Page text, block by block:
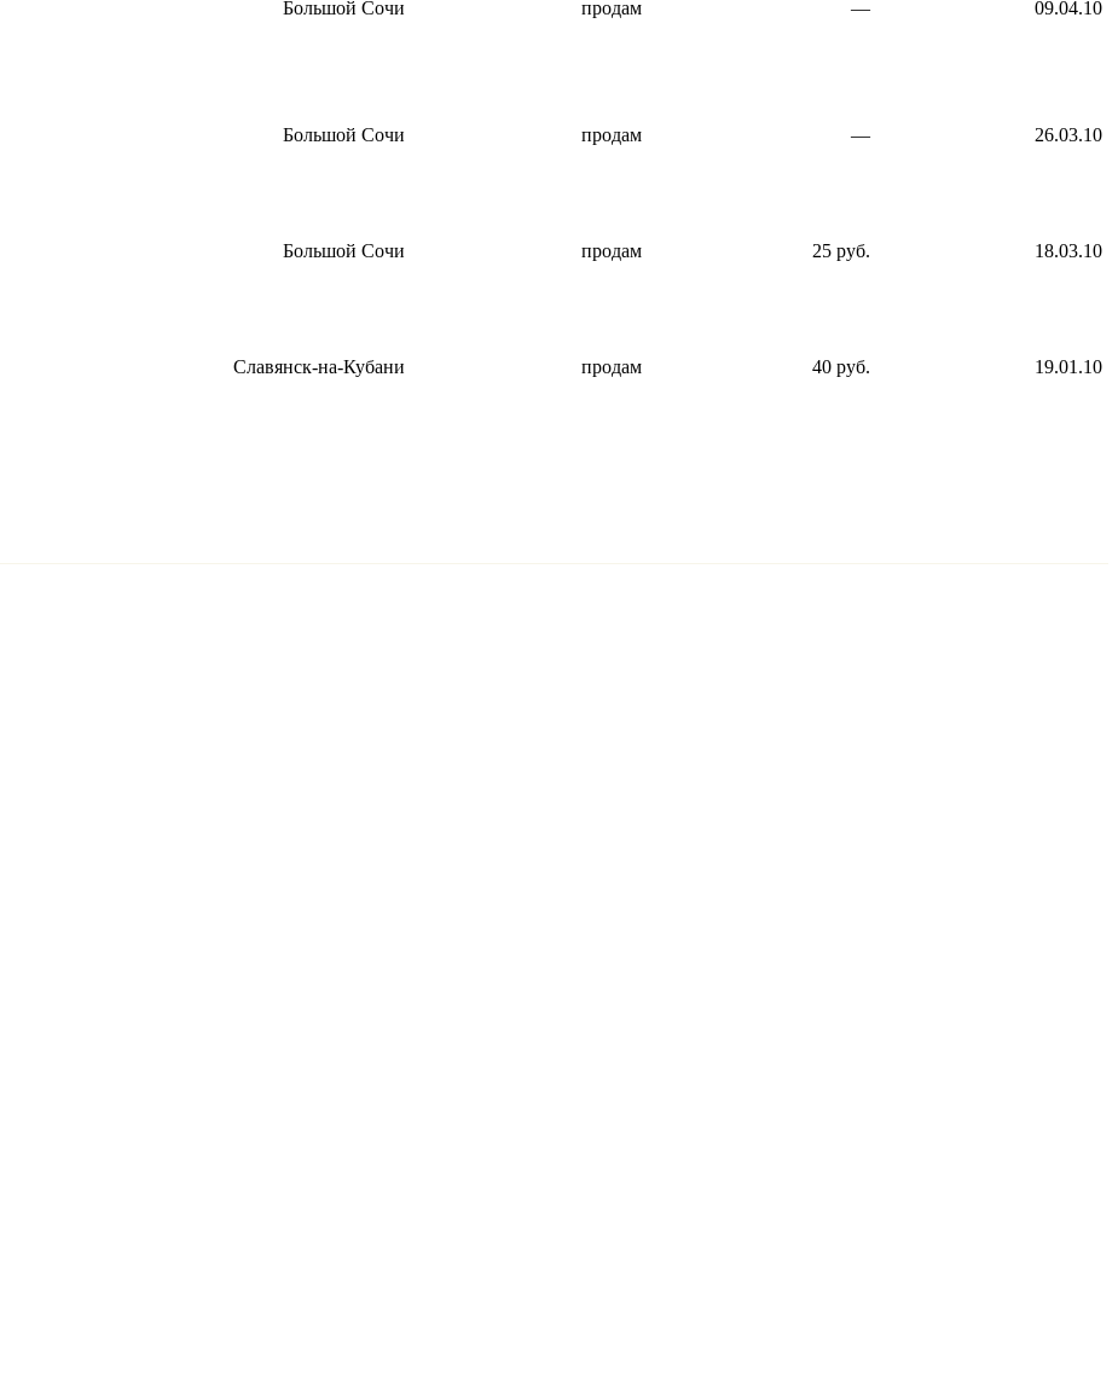
Большой Сочи продам — 09.04.10
Большой Сочи продам — 26.03.10
Большой Сочи продам 25 руб. 18.03.10
Славянск-на-Кубани продам 40 руб. 19.01.10